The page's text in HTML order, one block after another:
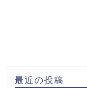
最近の投稿